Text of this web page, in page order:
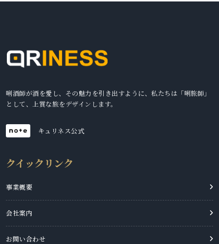
唎酒師が酒を愛し、その魅力を引き出すように、私たちは「唎旅師」
として、上質な旅をデザインします。
キュリネス公式
クイックリンク
事業概要
会社案内
お問い合わせ